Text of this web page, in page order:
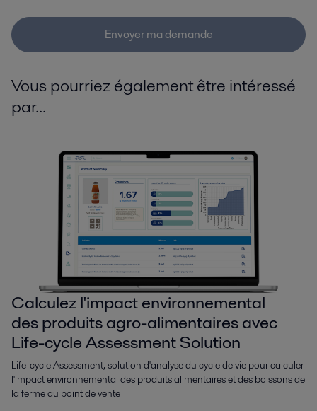
Envoyer ma demande
Vous pourriez également être intéressé
par...
Calculez l'impact environnemental
des produits agro-alimentaires avec
Life-cycle Assessment Solution
Life-cycle Assessment, solution d'analyse du cycle de vie pour calculer
l'impact environnemental des produits alimentaires et des boissons de
la ferme au point de vente